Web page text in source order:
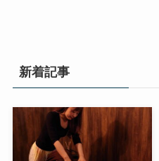
新着記事